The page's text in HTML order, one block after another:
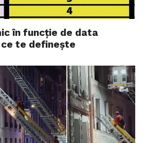
în funcție de data
te definește